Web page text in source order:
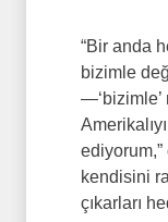
“Bir anda
bizimle
—‘bizimle’
ediyorum,”
kendisini
çıkarları